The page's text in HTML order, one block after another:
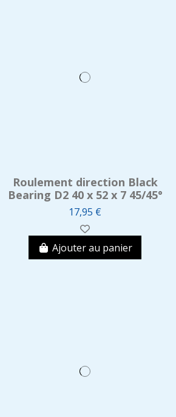
Roulement direction Black
Bearing D2 40 x 52 x 7 45/45°
17,95 €
Ajouter au panier